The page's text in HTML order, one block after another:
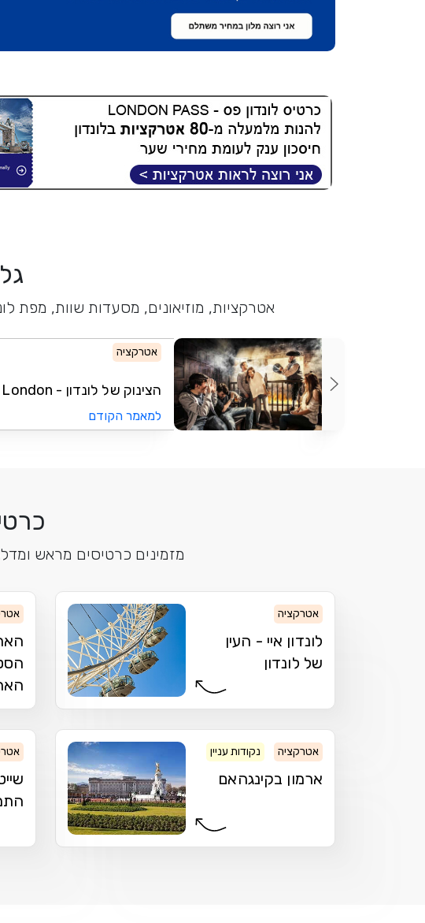
אטרקציות, מוזיאונים, מסעדות שוות, מפת
אטרקציה
הצינוק של לונדון - The London...
למאמר הקודם
מזמינים כרטיסים מראש
אטרקציה
לונדון איי - העין
של לונדון
אטרקציה נקודות עניין ארמון
ארמון בקינגהאם